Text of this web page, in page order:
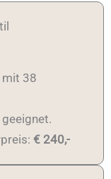
mit 38
€ 240,-